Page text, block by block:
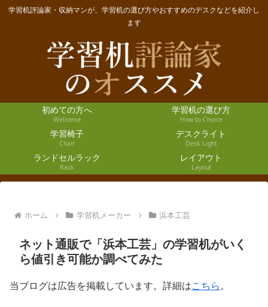
学習机評論家・収納マンが、学習机の選び方やおすすめのデスクなどを紹介し
ます
初めての方へ
Welcome
学習机の選び方
How to Choice
学習椅子
Chair
デスクライト
Desk Light
ランドセルラック
Rack
レイアウト
Layout
ホーム 学習机メーカー 浜本工芸
ネット通販で「浜本工芸」の学習机がいく
ら値引き可能か調べてみた
当ブログは広告を掲載しています。詳細はこちら 。